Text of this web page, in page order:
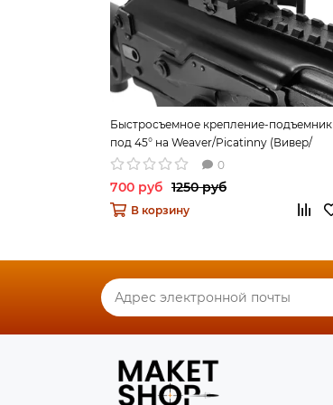
Быстросъемное крепление-подъемник
под 45° на Weaver/Picatinny (Вивер/
Пикатинни) 40 мм 0
700 руб 1250 руб
В корзину